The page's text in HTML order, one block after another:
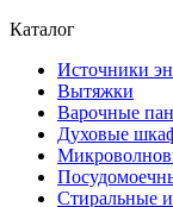
Каталог
Источники
Вытяжки
Варочные
Духовые
Стиральные